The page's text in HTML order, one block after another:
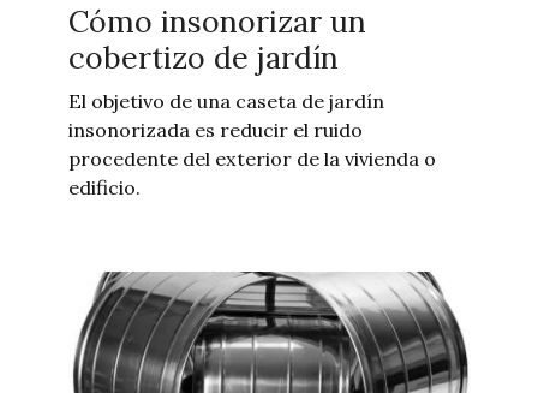
Cómo insonorizar un
cobertizo de jardín
El objetivo de una caseta de jardín
insonorizada es reducir el ruido
procedente del exterior de la vivienda o
edificio.